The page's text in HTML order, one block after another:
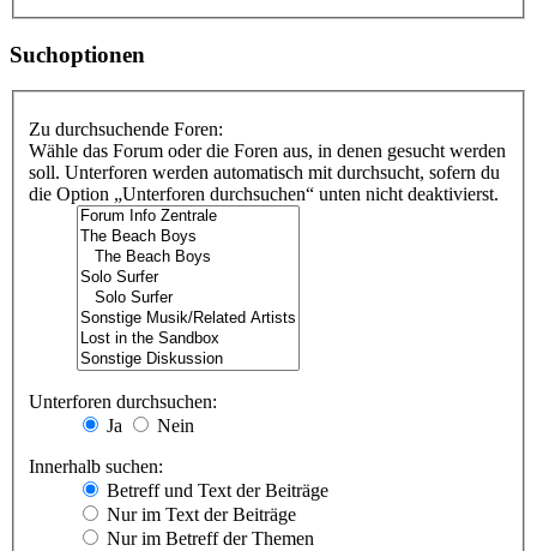
Suchoptionen
Zu durchsuchende Foren:
Wähle das Forum oder die Foren aus, in denen gesucht werden
soll. Unterforen werden automatisch mit durchsucht, sofern du
die Option „Unterforen durchsuchen“ unten nicht deaktivierst.
Unterforen durchsuchen:
Ja
Nein
Innerhalb suchen:
Betreff und Text der Beiträge
Nur im Text der Beiträge
Nur im Betreff der Themen